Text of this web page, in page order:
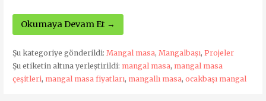
Okumaya Devam Et →
Şu kategoriye gönderildi: Mangal masa, Mangalbaşı, Projeler
Şu etiketin altına yerleştirildi: mangal masa, mangal masa
çeşitleri, mangal masa fiyatları, mangallı masa, ocakbaşı mangal